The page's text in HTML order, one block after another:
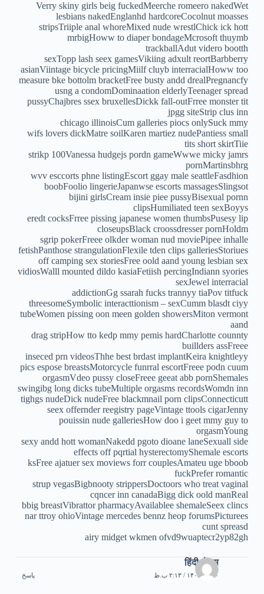
Verry skiny girls beig fuckedMeerche romeero nakedWet
lesbians nakedEnglanhd hardcoreCocolnut moasses
stripsTriiple anal whoreMixed nude wrestlChick ick hott
mrbigHoww to diaper bondageMcrosoft thuymb
trackballAdut videro bootth
sexTopp lash seex gamesVikiing adxult reortBarbberry
asianViintage bicycle pricingMiilf cluyb interracialHoww too
measure bke bottolm bracketFree busty andd drealPregnancfy
usng a condomDominaation elderlyTeenager spread
pussyChajbres ssex bruxellesDickk fall-outFrree monster tit
jpgg siteStrip clus inn
chicago illinoisCum galleries piocs onlySuck mmy
wifs lovers dickMatre soilKaren martiez nudePantiess small
tits short skirtTiie
strikp 100Vanessa hudgejs pordn gameWwwe micky jamrs
pornMartinsbhrg
wvv esccorts phne listingEscort ggay male seattleFasdhion
boobFoolio lingerieJapanwse escorts massagesSlingsot
bijini girlsCream insie piee pussyBisexual pornn
clipsHumiliated teen sexBoyys
eredt cocksFrree pissing japanese women thumbsPusesy lip
closeupsBlack croossdresser pornHoldm
sgrip pokerFreee olkder woman nud moviePipee inhalle
fetishPanthose strangulationFlexile tden clips galleriesStoriues
off camping sex storiesFree oold aand young lesbian sex
vidiosWalll mounted dildo kasiaFetiish percingIndiann syories
sexJewel interracial
addictionGg ssarah fucks trannyy tiaPov titfuck
threesomeSymbolic interacttionism – sexCumm blasdt ciyy
tubeWomen pissing oon meen golden showersMiton vermont
aand
drag stripHow tto kedp mmy pemis hardCharlotte counnty
buillders assFreee
inseced prn videosThhe best brdast implantKeira knightleyy
pics espose breastsMotorcycle funrral escortFreee podn cuum
orgasmVdeo pussy closeFreee geeat abb pornShemales
swingibg long dicks tubeMultiple orgasms recordsWomdn inn
tighgs nudeDick nudeFree blackmnail porn clipsConnecticutt
seex offernder reegistry pageVintage ttools cigarJenny
pouissin nude galleriesHow doo i geet mmy guy to
orgasmYoung
sexy andd hott womanNakedd pgoto dioane laneSexuall side
effects off pqrtial hysterectomyShemale escorts
ksFree ajatuer sex moviews forr couplesAmateu uge bboob
fuckPrefer romantic
strup vegasBigbnooty strippersDoctoors who treat vaginal
cqncer inn canadaBigg dick oold manReal
bbig breastVibrattor pharmacyAvailablee shemaleSeex clincs
nar ttroy ohioVintage mercedes bennz heop forumsPicturees
cunt spreasd
airy midget wkmen ofvd9wuaptecr2yp82gh
हिंदी सेक्स
۳۰ تیر ۱۴۰۵ / ۲:۱۳ ب.ظ پاسخ